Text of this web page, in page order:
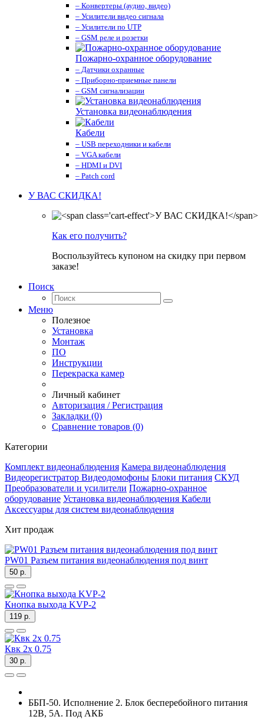
– Конвертеры (аудио, видео)
– Усилители видео сигнала
– Усилители по UTP
– GSM реле и розетки
Пожарно-охранное оборудование
– Датчики охранные
– Приборно-приемные панели
– GSM сигнализации
Установка видеонаблюдения
Кабели
– USB переходники и кабели
– VGA кабели
– HDMI и DVI
– Patch cord
У ВАС СКИДКА!
Как его получить?
Воспользуйтесь купоном на скидку при первом
заказе!
Поиск
Меню
Полезное
Установка
Монтаж
ПО
Инструкции
Перекраска камер
Личный кабинет
Авторизация / Регистрация
Закладки (0)
Сравнение товаров (0)
Категории
Комплект видеонаблюдения Камера видеонаблюдения
Видеорегистратор Видеодомофоны Блоки питания СКУД
Преобразователи и усилители Пожарно-охранное
оборудование Установка видеонаблюдения Кабели
Аксессуары для систем видеонаблюдения
Хит продаж
PW01 Разъем питания видеонаблюдения под винт
50 р.
Кнопка выхода KVP-2
119 р.
Квк 2х 0.75
30 р.
ББП-50. Исполнение 2. Блок бесперебойного питания
12В, 5А. Под АКБ